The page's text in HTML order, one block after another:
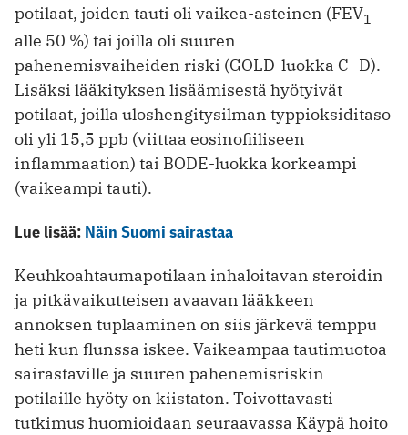
potilaat, joiden tauti oli vaikea-asteinen (FEV1
alle 50 %) tai joilla oli suuren
pahenemisvaiheiden riski (GOLD-luokka C–D).
Lisäksi lääkityksen lisäämisestä hyötyivät
potilaat, joilla uloshengitysilman typpi­oksiditaso
oli yli 15,5 ppb (viittaa eosinofiiliseen
inflammaation) tai BODE-luokka korkeampi
(vaikeampi tauti).
Lue lisää: Näin Suomi sairastaa
Keuhkoahtaumapotilaan inhaloitavan steroidin
ja pitkävaikutteisen avaavan lääkkeen
annoksen tuplaaminen on siis järkevä temppu
heti kun flunssa iskee. Vaikeampaa tautimuotoa
sairastaville ja suuren pahenemisriskin
potilaille hyöty on kiistaton. Toivottavasti
tutkimus huomioidaan seuraavassa Käypä hoito